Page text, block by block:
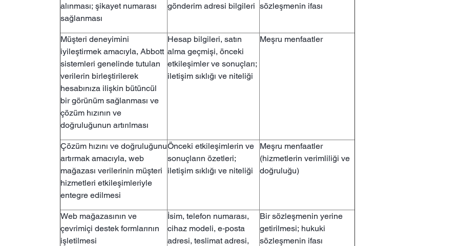
alınması; şikayet numarası
sağlanması
gönderim adresi bilgileri sözleşmenin ifası
Müşteri deneyimini
iyileştirmek amacıyla, Abbott
sistemleri genelinde tutulan
verilerin birleştirilerek
hesabınıza ilişkin bütüncül
bir görünüm sağlanması ve
çözüm hızının ve
doğruluğunun artırılması
Hesap bilgileri, satın
alma geçmişi, önceki
etkileşimler ve sonuçları;
iletişim sıklığı ve niteliği
Meşru menfaatler
Çözüm hızını ve doğruluğunu
artırmak amacıyla, web
mağazası verilerinin müşteri
hizmetleri etkileşimleriyle
entegre edilmesi
Önceki etkileşimlerin ve
sonuçların özetleri;
iletişim sıklığı ve niteliği
Meşru menfaatler
(hizmetlerin verimliliği ve
doğruluğu)
Web mağazasının ve
çevrimiçi destek formlarının
işletilmesi
İsim, telefon numarası,
cihaz modeli, e‑posta
adresi, teslimat adresi,
Bir sözleşmenin yerine
getirilmesi; hukuki
sözleşmenin ifası